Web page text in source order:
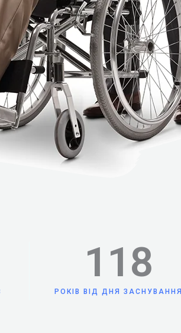
РОКІВ ВІД ДНЯ ЗАСНУВАННЯ
118